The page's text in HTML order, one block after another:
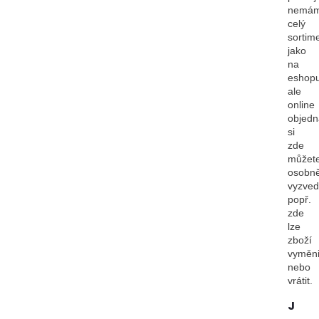
celý
jako
na
ale
online
si
zde
popř.
zde
lze
zboží
nebo
vrátit.
J